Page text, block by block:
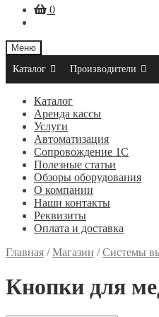
0
Меню
Каталог
Производители
Каталог
Аренда кассы
Услуги
Автоматизация
Сопровождение 1С
Полезные статьи
Обзоры оборудования
О компании
Наши контакты
Реквизиты
Оплата и доставка
Главная /Магазин /Системы
Кнопки для